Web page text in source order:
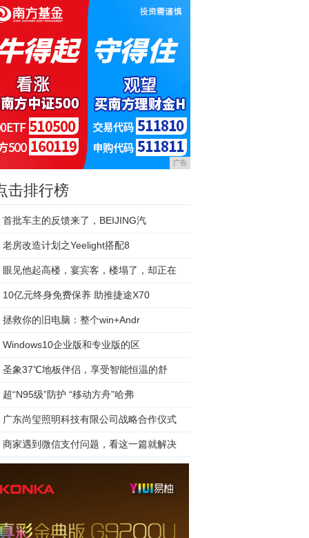
广告
击排行榜
首批车主的反馈来了，BEIJING汽
老房改造计划之Yeelight搭配8
眼见他起高楼，宴宾客，楼塌了，却正在
10亿元终身免费保养 助推捷途X70
拯救你的旧电脑：整个win+Andr
Windows10企业版和专业版的区
圣象37℃地板伴侣，享受智能恒温的舒
超“N95级”防护 “移动方舟”哈弗
广东尚玺照明科技有限公司战略合作仪式
商家遇到微信支付问题，看这一篇就解决